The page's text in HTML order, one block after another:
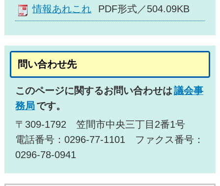
情報あれこれ PDF形式／504.09KB
問い合わせ先
このページに関するお問い合わせは議会事
務局です。
〒309-1792 笠間市中央三丁目2番1号
電話番号：0296-77-1101 ファクス番号：
0296-78-0941